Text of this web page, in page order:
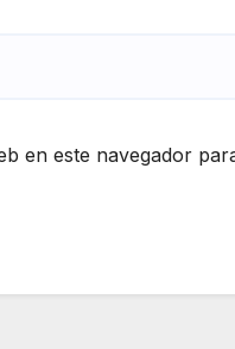
en este navegador